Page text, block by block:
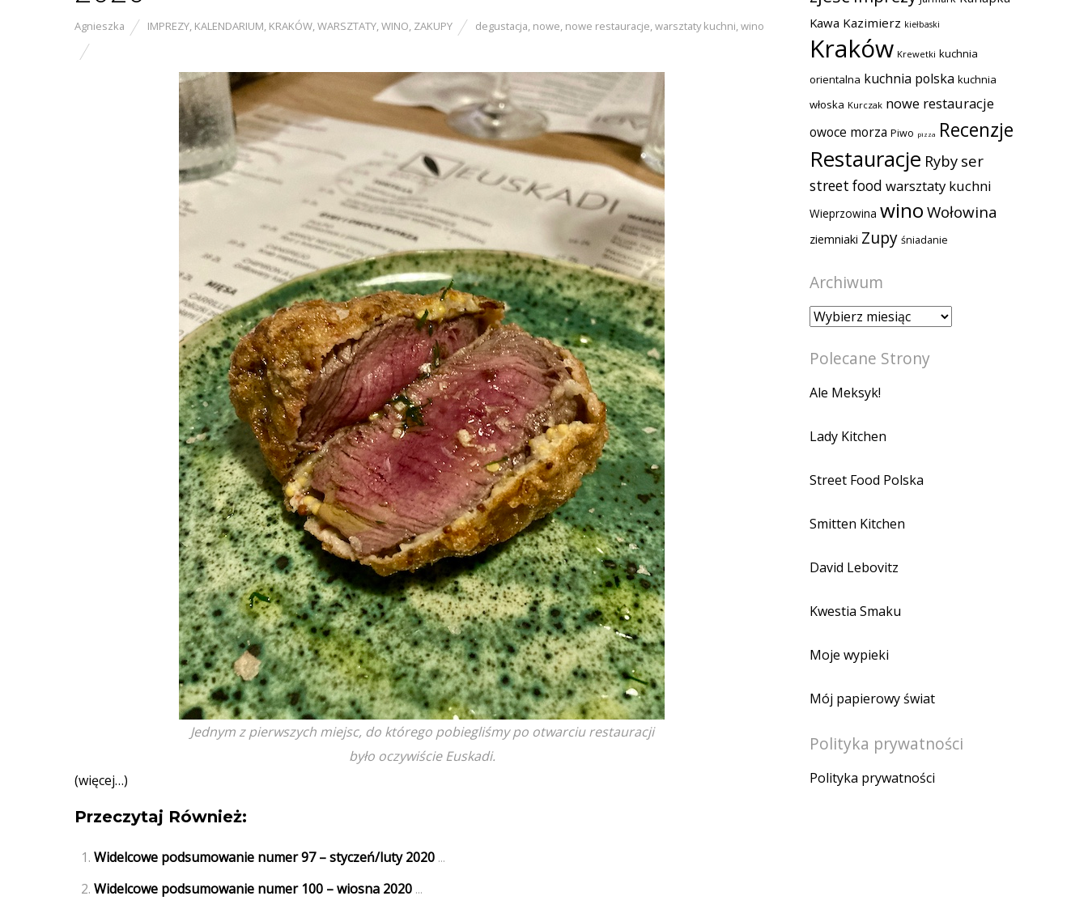
Agnieszka IMPREZY, KALENDARIUM, KRAKÓW,WARSZTATY,WINO, ZAKUPY degustacja, nowe, nowe restauracje,warsztaty kuchni,wino
Jednym z pierwszych miejsc, do którego pobiegliśmy po otwarciu restauracji
było oczywiście Euskadi.
(więcej…)
Przeczytaj Również:
Widelcowe podsumowanie numer 97 – styczeń/luty 2020 ...
Widelcowe podsumowanie numer 100 – wiosna 2020 ...
Kawa Kazimierz kiełbaski
Kraków Krewetki kuchnia
orientalna kuchnia polska kuchnia
włoska Kurczak nowe restauracje
owoce morza Piwo pizza Recenzje
Restauracje Ryby ser
street food warsztaty kuchni
Wieprzowina winoWołowina
ziemniaki Zupy śniadanie
Archiwum
Archiwum
Polecane Strony
Ale Meksyk!
Lady Kitchen
Street Food Polska
Smitten Kitchen
David Lebovitz
Kwestia Smaku
Moje wypieki
Mój papierowy świat
Polityka prywatności
Polityka prywatności